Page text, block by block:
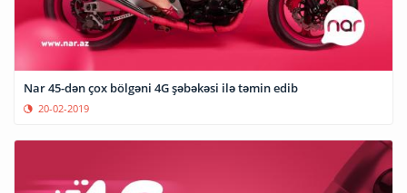
Nar 45-dən çox bölgəni 4G şəbəkəsi ilə təmin edib
20-02-2019